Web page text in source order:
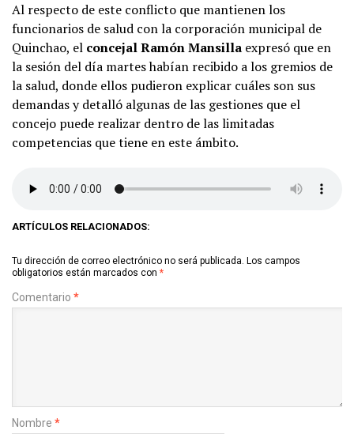
Al respecto de este conflicto que mantienen los
funcionarios de salud con la corporación municipal de
Quinchao, el concejal Ramón Mansilla expresó que en
la sesión del día martes habían recibido a los gremios de
la salud, donde ellos pudieron explicar cuáles son sus
demandas y detalló algunas de las gestiones que el
concejo puede realizar dentro de las limitadas
competencias que tiene en este ámbito.
ARTÍCULOS RELACIONADOS:
Tu dirección de correo electrónico no será publicada. Los campos
obligatorios están marcados con *
Comentario *
Nombre *